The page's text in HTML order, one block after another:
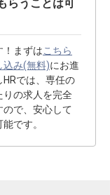
らうことは可
！まずはこちら
込み(無料)にお進
では、専任の
りの求人を完全
で、安心して
です。